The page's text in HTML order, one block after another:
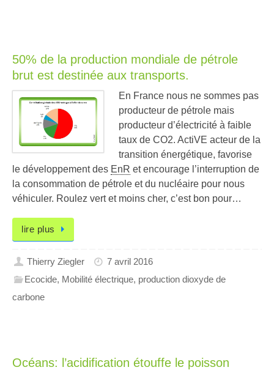
50% de la production mondiale de pétrole
brut est destinée aux transports.
En France nous ne sommes pas
producteur de pétrole mais
producteur d’électricité à faible
taux de CO2. ActiVE acteur de la
transition énergétique, favorise
le développement des EnR et encourage l’interruption de
la consommation de pétrole et du nucléaire pour nous
véhiculer. Roulez vert et moins cher, c’est bon pour…
lire plus
Thierry Ziegler
7 avril 2016
Ecocide, Mobilité électrique, production dioxyde de
carbone
Océans: l’acidification étouffe le poisson